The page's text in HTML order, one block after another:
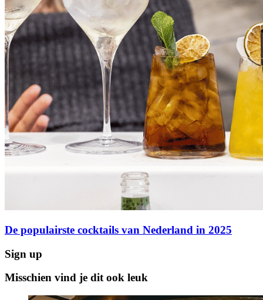
De populairste cocktails van Nederland in 2025
Sign up
Misschien vind je dit ook leuk